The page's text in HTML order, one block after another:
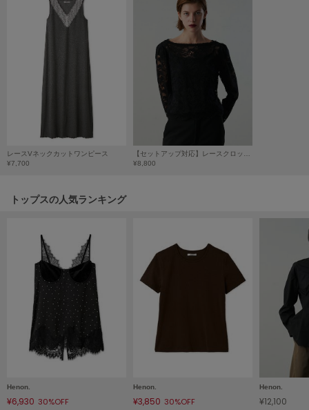
MICHU COQUETTE
ミチュ コケット
miies miim
ミラオーウェン
NEW Balance
ニューバランス
NIKE
NOWNS
ナウンス
レースVネックカットワンピース
¥7,700
¥8,800
トップスの人気ランキング
Henon.
¥6,930 30%OFF
Henon.
¥3,850 30%OFF
Henon.
¥12,100